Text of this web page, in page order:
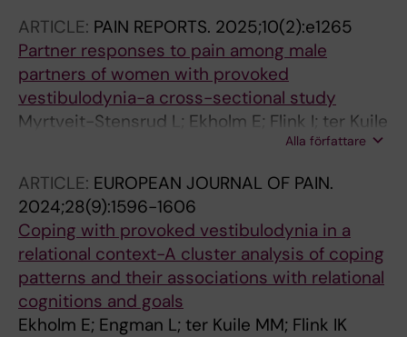
ARTICLE: PAIN REPORTS. 2025;10(2):e1265
Partner responses to pain among male
partners of women with provoked
vestibulodynia-a cross-sectional study
Myrtveit-Stensrud L; Ekholm E; Flink I; ter Kuile
M; Engman L; Suvaal I; Groven KS; Reme SE
Alla författare
ARTICLE: EUROPEAN JOURNAL OF PAIN.
2024;28(9):1596-1606
Coping with provoked vestibulodynia in a
relational context-A cluster analysis of coping
patterns and their associations with relational
cognitions and goals
Ekholm E; Engman L; ter Kuile MM; Flink IK